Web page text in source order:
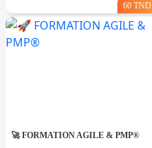
60 TND
🚀 FORMATION AGILE & PMP®